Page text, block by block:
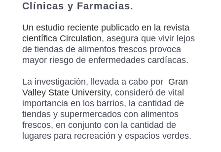
Clínicas y Farmacias.
Un estudio reciente publicado en la revista
científica Circulation, asegura que vivir lejos
de tiendas de alimentos frescos provoca
mayor riesgo de enfermedades cardíacas.
La investigación, llevada a cabo por Gran
Valley State University, consideró de vital
importancia en los barrios, la cantidad de
tiendas y supermercados con alimentos
frescos, en conjunto con la cantidad de
lugares para recreación y espacios verdes.